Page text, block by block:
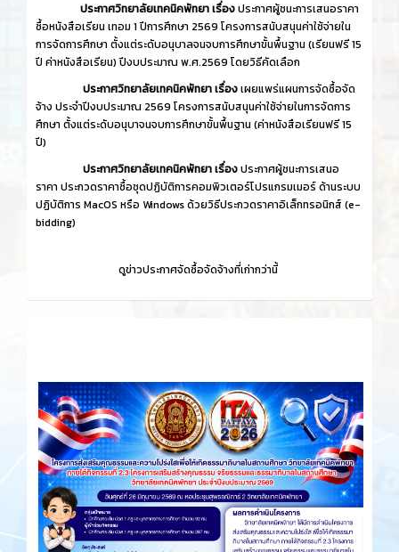
ประกาศวิทยาลัยเทคนิคพัทยา เรื่องประกาศผู้ชนะการเสนอราคา
ซื้อหนังสือเรียน เทอม 1 ปีการศึกษา 2569 โครงการสนับสนุนค่าใช้จ่ายใน
การจัดการศึกษา ตั้งแต่ระดับอนุบาลจนจบการศึกษาขั้นพื้นฐาน (เรียนฟรี 15
ปี ค่าหนังสือเรียน) ปีงบประมาณ พ.ศ.2569 โดยวิธีคัดเลือก
ประกาศวิทยาลัยเทคนิคพัทยา เรื่องเผยแพร่แผนการจัดซื้อจัด
จ้าง ประจำปีงบประมาณ 2569 โครงการสนับสนุนค่าใช้จ่ายในการจัดการ
ศึกษา ตั้งแต่ระดับอนุบาจนจบการศึกษาขั้นพื้นฐาน (ค่าหนังสือเรียนฟรี 15
ปี)
ประกาศวิทยาลัยเทคนิคพัทยา เรื่องประกาศผู้ชนะการเสนอ
ราคา ประกวดราคาซื้อชุดปฏิบัติการคอมพิวเตอร์โปรแกรมเมอร์ ด้านระบบ
ปฏิบัติการ MacOS หรือ Windows ด้วยวิธีประกวดราคาอิเล็กทรอนิกส์ (e-
bidding)
ดูข่าวประกาศจัดซื้อจัดจ้างที่เก่ากว่านี้